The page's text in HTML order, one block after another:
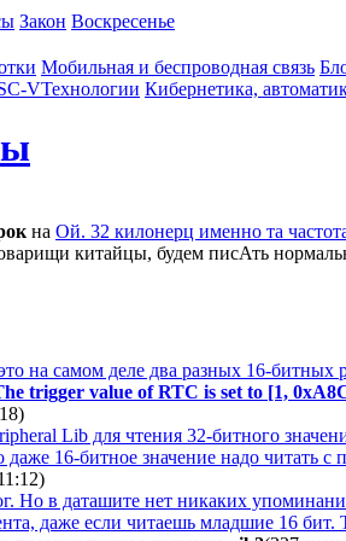
Закон Воскресенье
Мобильная и беспроводная связь
VТехнологии Кибернетика,
на Ой. 32 килонерц именно та
китайцы, будем писАть
на самом деле два разных 16-битных
trigger value of RTC is set to [1,
)
Lib для чтения 32-битного
16-битное значение надо читать
)
Но в даташите нет никаких
даже если читаешь младшие 16 бит.